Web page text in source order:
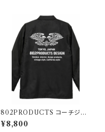
802PRODUCTS コーチジャ
ケット ブラック
¥8,800